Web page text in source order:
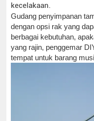
kecelakaan.
Gudang penyimpanan
dengan opsi rak yang
berbagai kebutuhan,
yang rajin, penggemar
tempat untuk barang